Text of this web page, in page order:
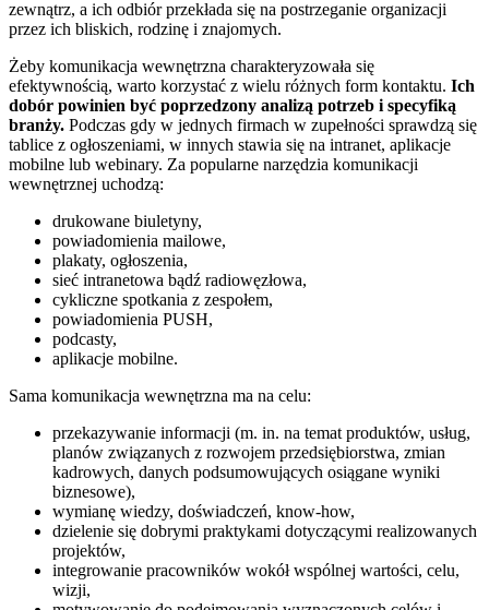
zewnątrz, a ich odbiór przekłada się na postrzeganie organizacji
przez ich bliskich, rodzinę i znajomych.
Żeby komunikacja wewnętrzna charakteryzowała się
efektywnością, warto korzystać z wielu różnych form kontaktu. Ich
dobór powinien być poprzedzony analizą potrzeb i specyfiką
branży. Podczas gdy w jednych firmach w zupełności sprawdzą się
tablice z ogłoszeniami, w innych stawia się na intranet, aplikacje
mobilne lub webinary. Za popularne narzędzia komunikacji
wewnętrznej uchodzą:
drukowane biuletyny,
powiadomienia mailowe,
plakaty, ogłoszenia,
sieć intranetowa bądź radiowęzłowa,
cykliczne spotkania z zespołem,
powiadomienia PUSH,
podcasty,
aplikacje mobilne.
Sama komunikacja wewnętrzna ma na celu:
przekazywanie informacji (m. in. na temat produktów, usług,
planów związanych z rozwojem przedsiębiorstwa, zmian
kadrowych, danych podsumowujących osiągane wyniki
biznesowe),
wymianę wiedzy, doświadczeń, know-how,
dzielenie się dobrymi praktykami dotyczącymi realizowanych
projektów,
integrowanie pracowników wokół wspólnej wartości, celu,
wizji,